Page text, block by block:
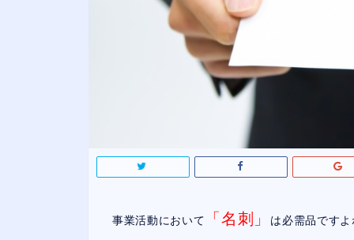
事業活動において 「名刺」 は必需品ですよ